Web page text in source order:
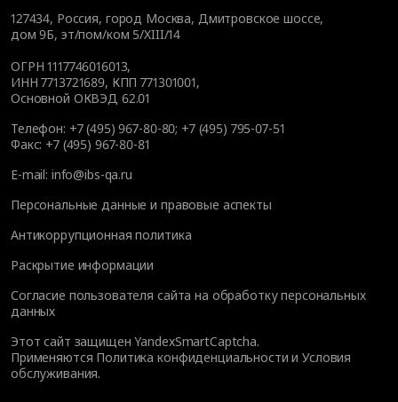
127434, Россия, город Москва, Дмитровское шоссе,
дом 9Б, эт/пом/ком 5/XIII/14
ОГРН 1117746016013,
ИНН 7713721689, КПП 771301001,
Основной ОКВЭД 62.01
Телефон: +7 (495) 967-80-80; +7 (495) 795-07-51
Факс: +7 (495) 967-80-81
E-mail: info@ibs-qa.ru
Персональные данные и правовые аспекты
Антикоррупционная политика
Раскрытие информации
Согласие пользователя сайта на обработку персональных
данных
Этот сайт защищен YandexSmartCaptcha.
Применяются Политика конфиденциальности иУсловия
обслуживания.